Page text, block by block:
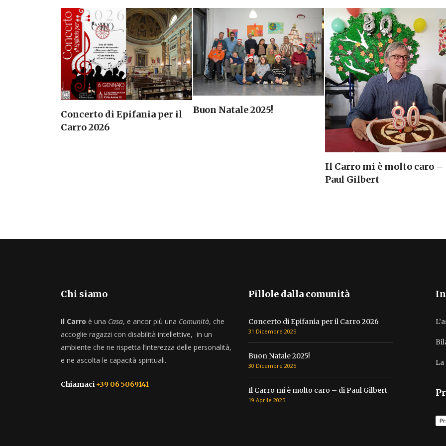
Concerto di Epifania per il
Carro 2026
Buon Natale 2025!
Il Carro mi è molto caro –
Paul Gilbert
Chi siamo
Il Carro è una Casa, e ancor più una Comunità, che
accoglie ragazzi con disabilità intellettive, in un
ambiente che ne rispetta l’interezza delle personalità,
e ne ascolta le capacità spirituali.
Chiamaci +39 06 5069141
Pillole dalla comunità
Concerto di Epifania per il Carro 2026
31 Dicembre 2025
Buon Natale 2025!
30 Dicembre 2025
Il Carro mi è molto caro – di Paul Gilbert
19 Aprile 2025